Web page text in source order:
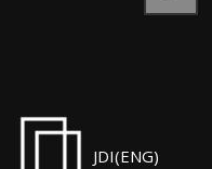
JDI(ENG)